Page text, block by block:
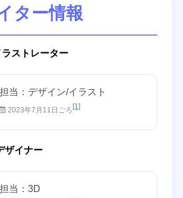
ター情報
ストレーター
担当：デザイン/イラスト
2023年7月11日ごろ[1]
ザイナー
担当：3D